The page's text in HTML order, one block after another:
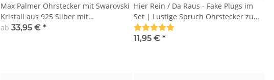
Max Palmer Ohrstecker mit Swarovski
Kristall aus 925 Silber mit
Krappenfassung
ab 33,95 € *
Hier Rein / Da Raus - Fake Plugs im
Set | Lustige Spruch Ohrstecker zum
Schrauben
11,95 € *